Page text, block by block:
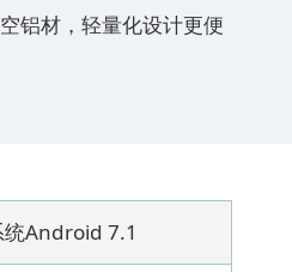
铝材，轻量化设计更便
Android 7.1